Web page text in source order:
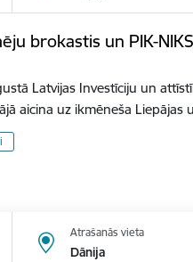
brokastis un PIK-
Latvijas Investīciju un
aicina uz ikmēneša Liepājas
Atrašanās vieta
Dānija